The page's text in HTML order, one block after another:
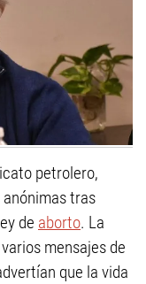
petrolero,
tras
de aborto. La
mensajes de
que la vida